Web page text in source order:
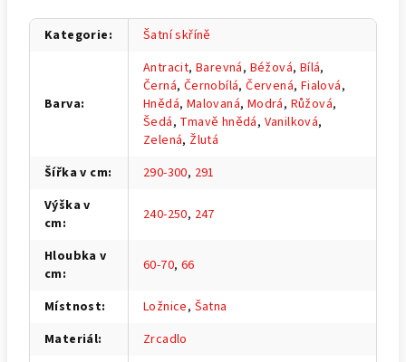
Kategorie: Šatní skříně
Barva:
Antracit,Barevná, Béžová, Bílá,
Černá, Černobílá,Červená, Fialová,
Hnědá, Malovaná, Modrá, Růžová,
Šedá, Tmavě hnědá, Vanilková,
Zelená, Žlutá
Šířka v cm: 290-300, 291
Výška v
cm: 240-250, 247
Hloubka v
cm: 60-70, 66
Místnost: Ložnice, Šatna
Materiál: Zrcadlo